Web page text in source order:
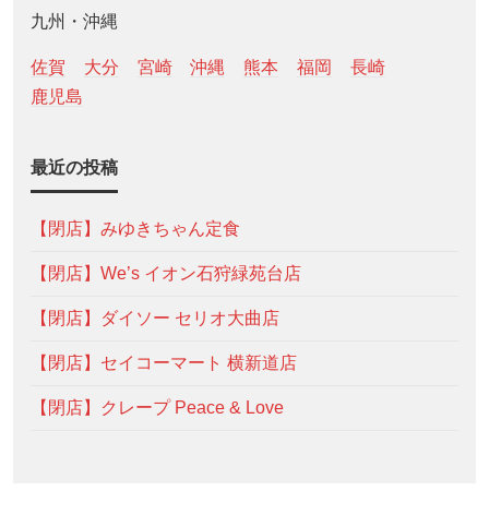
九州・沖縄
佐賀 大分 宮崎 沖縄 熊本 福岡
長崎
鹿児島
最近の投稿
【閉店】みゆきちゃん定食
【閉店】We’s イオン石狩緑苑台店
【閉店】ダイソー セリオ大曲店
【閉店】セイコーマート 横新道店
【閉店】クレープ Peace & Love